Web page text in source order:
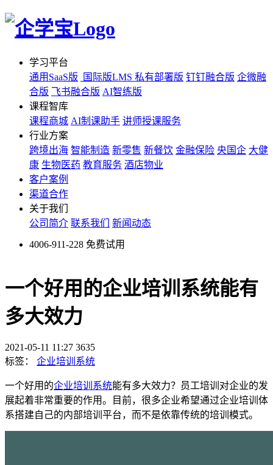
学习平台
通用SaaS版
国际版LMS 私有部署版 钉钉融合版 企微融
合版 飞书融合版 AI智练版
课程智库
课程商城 AI制课助手 讲师授课服务
行业方案
跨境出海 智能制造 新零售 新餐饮 金融保险 央国企 大健
康 生物医药 教育服务 酒店物业
客户案例
渠道合作
关于我们
公司简介 联系我们 新闻动态
4006-911-228 免费试用
一个好用的企业培训系统能有
多大效力
2021-05-11 11:27 3635
标签：
企业培训系统
一个好用的企业培训系统能有多大效力？员工培训对企业的发
展起着非常重要的作用。目前，很多企业希望通过企业培训体
系搭建自己的内部培训平台，而不是依靠传统的培训模式。